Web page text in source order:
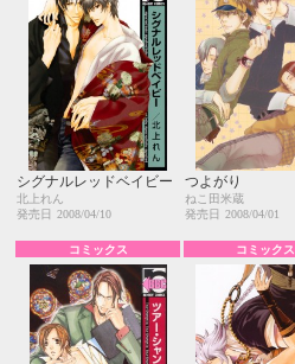
シグナルレッドベイビー
北上れん
発売日
2008/04/10
つよがり
ねこ田米蔵
発売日
2008/04/01
コミックス コミックス